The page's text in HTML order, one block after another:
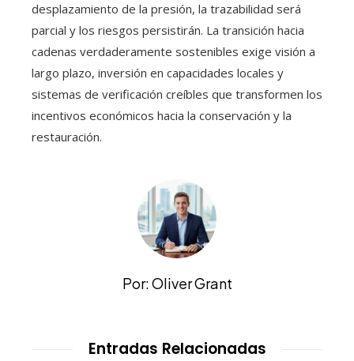
desplazamiento de la presión, la trazabilidad será
parcial y los riesgos persistirán. La transición hacia
cadenas verdaderamente sostenibles exige visión a
largo plazo, inversión en capacidades locales y
sistemas de verificación creíbles que transformen los
incentivos económicos hacia la conservación y la
restauración.
Por: Oliver Grant
Entradas Relacionadas